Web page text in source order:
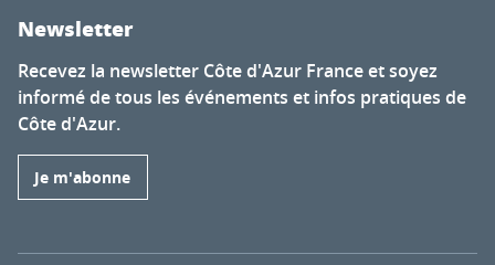
Newsletter
Recevez la newsletter Côte d'Azur France et soyez
informé de tous les événements et infos pratiques de
Côte d'Azur.
Je m'abonne